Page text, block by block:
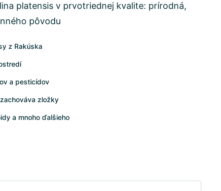
platensis v prvotriednej kvalite: prírodná,
pôvodu
z Rakúska
a pesticídov
zložky
a mnoho ďalšieho